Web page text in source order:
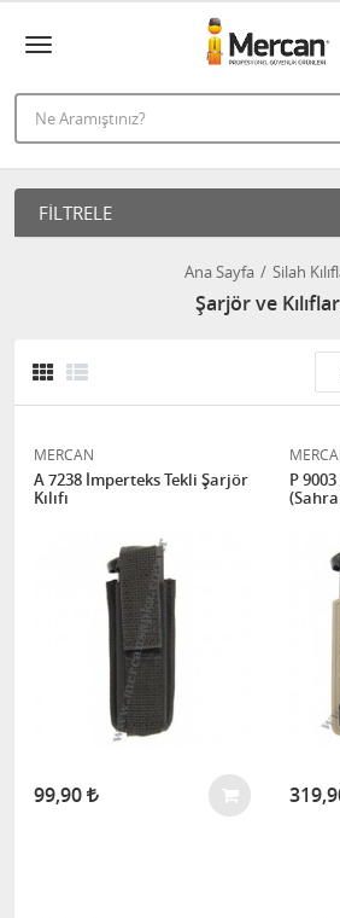
FILTRELE
Ana Sayfa Silah
Şarjör ve
MERCAN
A 7238 İmperteks Tekli Şarjör
Kılıfı
99,90
P